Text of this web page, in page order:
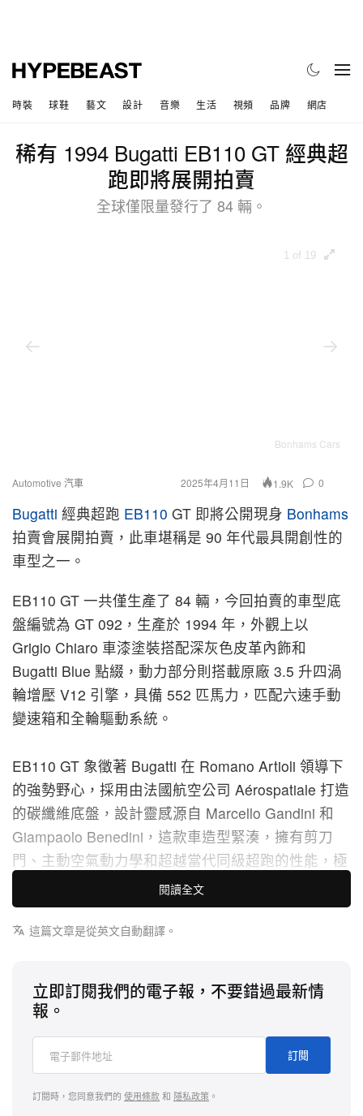
時裝 球鞋 藝文 設計 音樂 生活 視頻 品牌 網店
稀有 1994 Bugatti EB110 GT 經典超
跑即將展開拍賣
全球僅限量發行了 84 輛。
1 of 19
Bonhams Cars
Automotive 汽車 2025年4月11日 1.9K 0
Bugatti 經典超跑 EB110 GT 即將公開現身 Bonhams
拍賣會展開拍賣，此車堪稱是 90 年代最具開創性的
車型之一。
EB110 GT 一共僅生產了 84 輛，今回拍賣的車型底
盤編號為 GT 092，生產於 1994 年，外觀上以
Grigio Chiaro 車漆塗裝搭配深灰色皮革內飾和
Bugatti Blue 點綴，動力部分則搭載原廠 3.5 升四渦
輪增壓 V12 引擎，具備 552 匹馬力，匹配六速手動
變速箱和全輪驅動系統。
EB110 GT 象徵著 Bugatti 在 Romano Artioli 領導下
的強勢野心，採用由法國航空公司 Aérospatiale 打造
的碳纖維底盤，設計靈感源自 Marcello Gandini 和
Giampaolo Benedini，這款車造型緊湊，擁有剪刀
門、主動空氣動力學和超越當代同級超跑的性能，極
速可達 212 英里，足以與 Jaguar XJ220 匹敵，與為
當今 Veyron 和 Chiron 車型的開發奠定基礎。
Samlingen Museum 展出。總行駛里程僅略超過
18,000 英里，車況未經改裝，保留了原廠引擎、原
廠行李箱、工具組和 Nakamichi 音響系統，它預計
在 5 月 3 日於 Bonhams Cars 舉行的 The Miami
Auction 開始競標，估價達到 $165 萬美元。
閱讀全文
這篇文章是從英文自動翻譯。
立即訂閱我們的電子報，不要錯過最新情
報。
訂閱
訂閱時，您同意我們的 使用條款和 隱私政策 。